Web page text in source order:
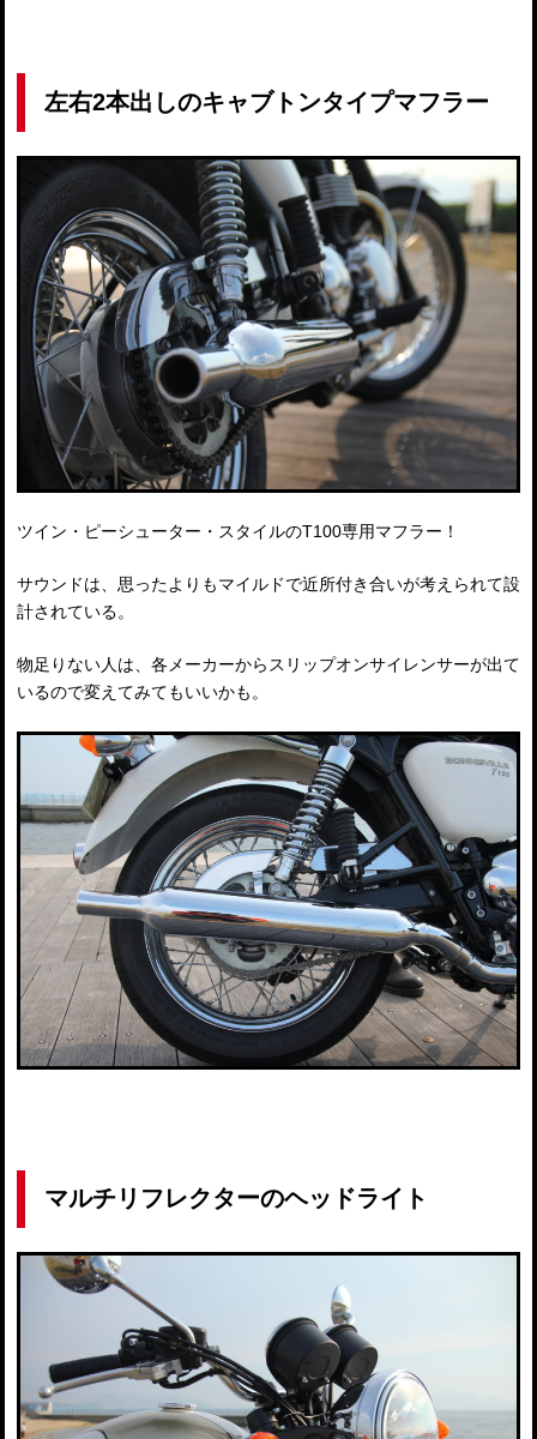
左右2本出しのキャブトンタイプマフラー
ツイン・ピーシューター・スタイルのT100専用マフラー！
サウンドは、思ったよりもマイルドで近所付き合いが考えられて設
計されている。
物足りない人は、各メーカーからスリップオンサイレンサーが出て
いるので変えてみてもいいかも。
マルチリフレクターのヘッドライト